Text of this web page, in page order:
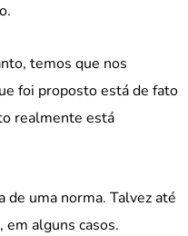
temos que nos
foi proposto está de fato
realmente está
de uma norma. Talvez até
em alguns casos.